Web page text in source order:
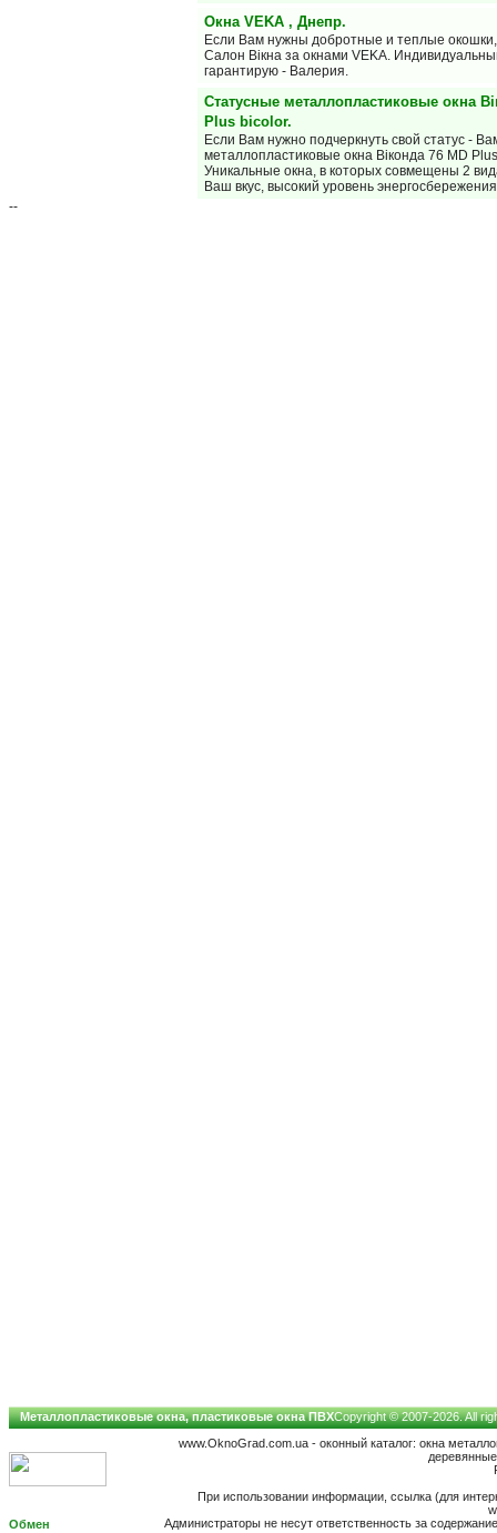
Окна VEKA , Днепр.
Если Вам нужны добротные и теплые
Салон Вiкна за окнами VEKA.
гарантирую - Валерия.
Статусные металлопластиковые окна
Plus bicolor.
Если Вам нужно подчеркнуть свой статус -
металлопластиковые окна Віконда 76 MD
Уникальные окна, в которых совмещены 2
Ваш вкус, высокий уровень
--
Металлопластиковые окна, пластиковые окна ПВХCopyright © 2007-2026. All
www.OknoGrad.com.ua - оконный каталог: окна
При использовании информации, ссылка (для
Администраторы не несут ответственность за
Обмен